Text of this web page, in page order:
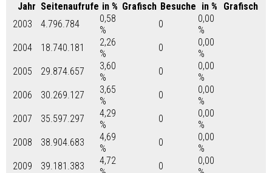
Jahr Seitenaufrufe in % Grafisch Besuche in %
Grafisch
2003
4.796.784
0,58
%
0
0,00
%
2004
18.740.181
2,26
%
0
0,00
%
2005
29.874.657
3,60
%
0
0,00
%
2006
30.269.127
3,65
%
0
0,00
%
2007
35.597.297
4,29
%
0
0,00
%
2008
38.904.683
4,69
%
0
0,00
%
2009
39.181.383
4,72
0
0,00